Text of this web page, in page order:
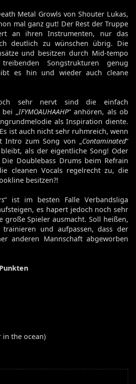
Metal Growls von Shouter Lukas,
mal ganz gut! Der Rest der Truppe
an ihren Instrumenten, nur das
deutlich zu wünschen übrig. Die
und besitzen durch Mid-tempo
Songstrukturen genug
es hin und wieder auch cleane
sehr nervt sind die einfach
bei „IFYMOAUHAAHP“ anhören, als ob
als Inspiration diente.
ist auch nicht sehr ruhmreich, wenn
Intro zum Song von „Contaminated“
als der eigentliche Song! Oder
Doublebass Drums beim Refrain
cleanen Vocals regelrecht zu, die
besitzen?!
“ ist im besten Falle Verbandsliga
es hapert jedoch noch sehr
große Spieler ausmacht. Soll heißen,
und aufpassen, dass der
anderen Mannschaft abgeworben
in the ocean)